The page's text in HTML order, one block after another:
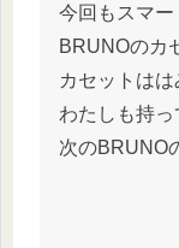
今回もスマ
BRUNOのカ
カセットは
わたしも持
次のBRUNO